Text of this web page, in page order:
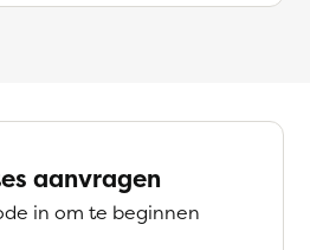
aanvragen
in om te beginnen